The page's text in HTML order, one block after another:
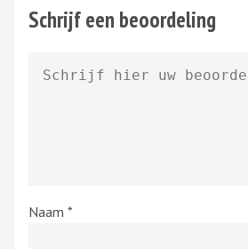
Schrijf een beoordeling
Naam *